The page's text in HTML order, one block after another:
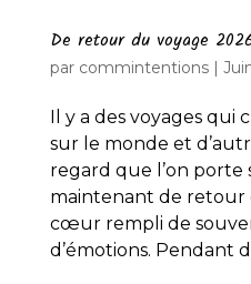
De retour du voyage
par commintentions|
Il y a des voyages qui
sur le monde et
regard que l’on porte
maintenant de retour
cœur rempli de
d’émotions. Pendant